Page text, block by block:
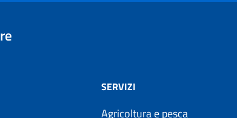
SERVIZI
Agricoltura e pesca